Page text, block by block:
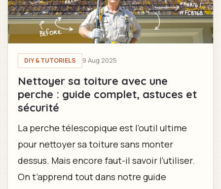
DIY & TUTORIELS 9 Aug 2025
Nettoyer sa toiture avec une
perche : guide complet, astuces et
sécurité
La perche télescopique est l’outil ultime
pour nettoyer sa toiture sans monter
dessus. Mais encore faut-il savoir l’utiliser.
On t’apprend tout dans notre guide